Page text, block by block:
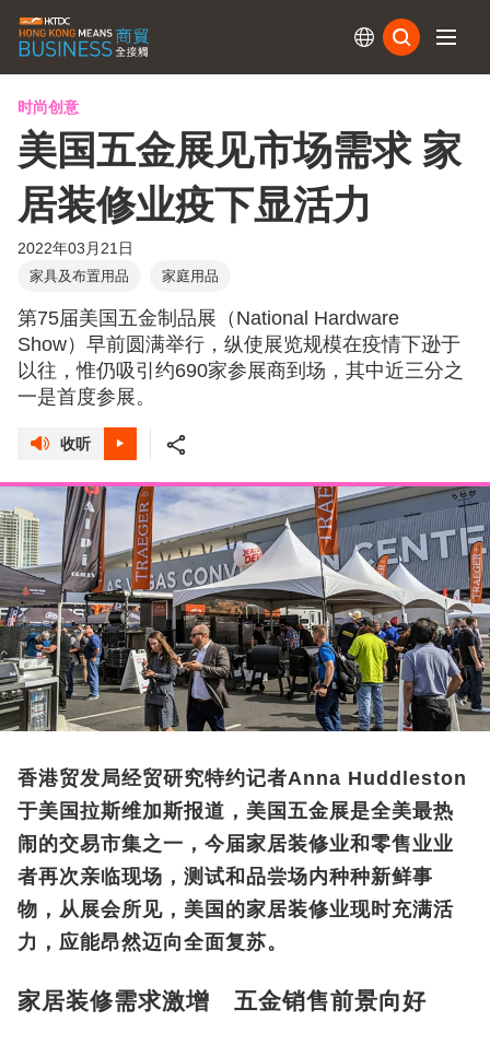
时尚创意
美国五金展见市场需求 家
居装修业疫下显活力
2022年03月21日
家具及布置用品 家庭用品
第75届美国五金制品展（National Hardware
Show）早前圆满举行，纵使展览规模在疫情下逊于
以往，惟仍吸引约690家参展商到场，其中近三分之
一是首度参展。
收听
香港贸发局经贸研究特约记者Anna Huddleston
于美国拉斯维加斯报道，美国五金展是全美最热
闹的交易市集之一，今届家居装修业和零售业业
者再次亲临现场，测试和品尝场内种种新鲜事
物，从展会所见，美国的家居装修业现时充满活
力，应能昂然迈向全面复苏。
家居装修需求激增 五金销售前景向好